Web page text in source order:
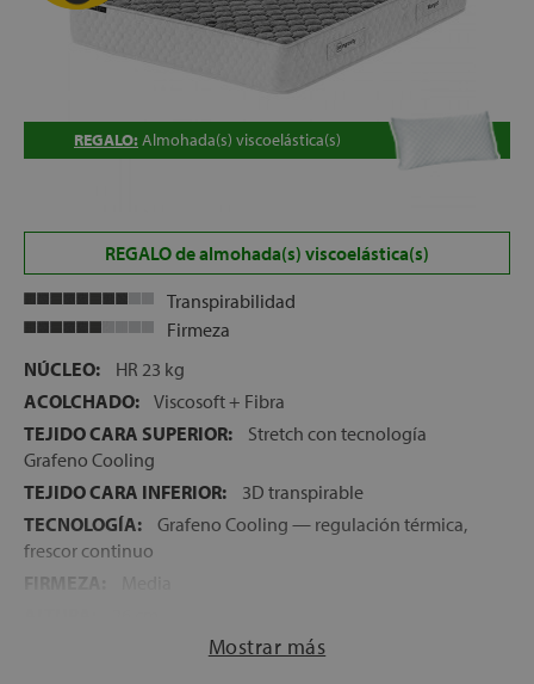
REGALO: Almohada(s) viscoelástica(s)
REGALO de almohada(s) viscoelástica(s)
Transpirabilidad
Firmeza
NÚCLEO:
HR 23 kg
ACOLCHADO: Viscosoft + Fibra
TEJIDO CARA SUPERIOR:
Stretch con tecnología
Grafeno Cooling
TEJIDO CARA INFERIOR:
3D transpirable
TECNOLOGÍA:
Grafeno Cooling — regulación térmica,
frescor continuo
120 noches con garantía de
Mostrar más